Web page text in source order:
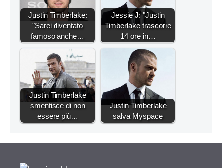
Justin Timberlake:
"Sarei diventato
famoso anche…
Jessie J: "Justin
Timberlake trascorre
14 ore in…
Justin Timberlake
smentisce di non
essere più…
Justin Timberlake
salva Myspace